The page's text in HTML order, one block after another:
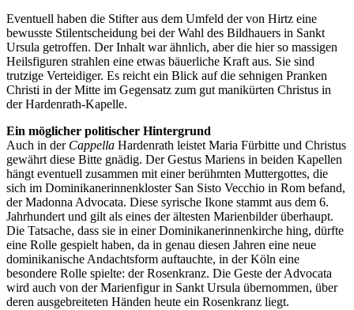
Eventuell haben die Stifter aus dem Umfeld der von Hirtz eine
bewusste Stilentscheidung bei der Wahl des Bildhauers in Sankt
Ursula getroffen. Der Inhalt war ähnlich, aber die hier so massigen
Heilsfiguren strahlen eine etwas bäuerliche Kraft aus. Sie sind
trutzige Verteidiger. Es reicht ein Blick auf die sehnigen Pranken
Christi in der Mitte im Gegensatz zum gut manikürten Christus in
der Hardenrath-Kapelle.
Ein möglicher politischer Hintergrund
Auch in der Cappella Hardenrath leistet Maria Fürbitte und Christus
gewährt diese Bitte gnädig. Der Gestus Mariens in beiden Kapellen
hängt eventuell zusammen mit einer berühmten Muttergottes, die
sich im Dominikanerinnenkloster San Sisto Vecchio in Rom befand,
der Madonna Advocata. Diese syrische Ikone stammt aus dem 6.
Jahrhundert und gilt als eines der ältesten Marienbilder überhaupt.
Die Tatsache, dass sie in einer Dominikanerinnenkirche hing, dürfte
eine Rolle gespielt haben, da in genau diesen Jahren eine neue
dominikanische Andachtsform auftauchte, in der Köln eine
besondere Rolle spielte: der Rosenkranz. Die Geste der Advocata
wird auch von der Marienfigur in Sankt Ursula übernommen, über
deren ausgebreiteten Händen heute ein Rosenkranz liegt.